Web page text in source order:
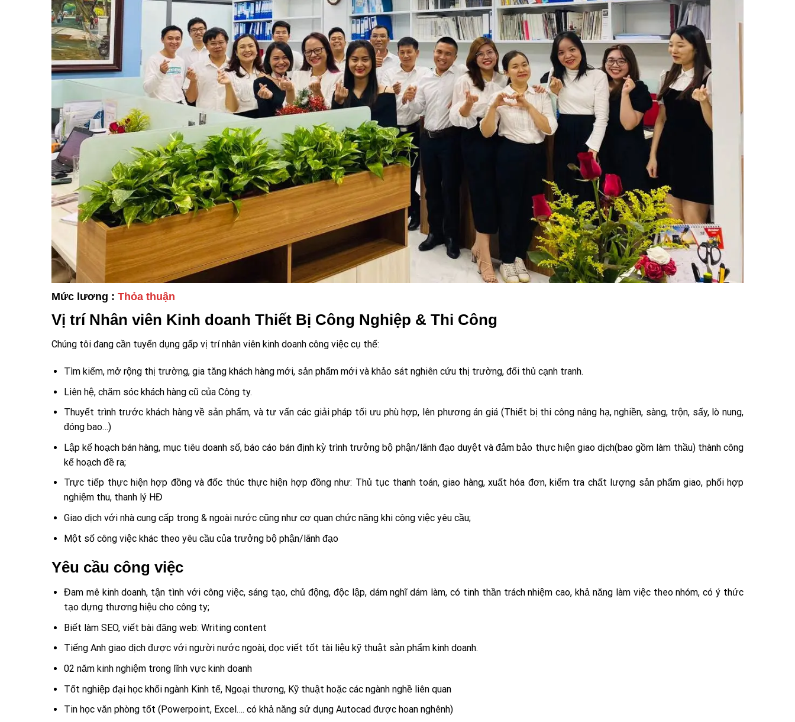
Mức lương : Thỏa thuận
Vị trí Nhân viên Kinh doanh Thiết Bị Công Nghiệp & Thi Công
Chúng tôi đang cần tuyển dụng gấp vị trí nhân viên kinh doanh công việc cụ thể:
Tìm kiếm, mở rộng thị trường, gia tăng khách hàng mới, sản phẩm mới và khảo sát nghiên cứu thị trường, đối thủ cạnh tranh.
Liên hệ, chăm sóc khách hàng cũ của Công ty.
Thuyết trình trước khách hàng về sản phẩm, và tư vấn các giải pháp tối ưu phù hợp, lên phương án giá (Thiết bị thi công nâng hạ, nghiền, sàng, trộn, sấy, lò nung,
đóng bao…)
Lập kế hoạch bán hàng, mục tiêu doanh số, báo cáo bán định kỳ trình trưởng bộ phận/lãnh đạo duyệt và đảm bảo thực hiện giao dịch(bao gồm làm thầu) thành công
kế hoạch đề ra;
Trực tiếp thực hiện hợp đồng và đốc thúc thực hiện hợp đồng như: Thủ tục thanh toán, giao hàng, xuất hóa đơn, kiểm tra chất lượng sản phẩm giao, phối hợp
nghiệm thu, thanh lý HĐ
Giao dịch với nhà cung cấp trong & ngoài nước cũng như cơ quan chức năng khi công việc yêu cầu;
Một số công việc khác theo yêu cầu của trưởng bộ phận/lãnh đạo
Yêu cầu công việc
Đam mê kinh doanh, tận tình với công việc, sáng tạo, chủ động, độc lập, dám nghĩ dám làm, có tinh thần trách nhiệm cao, khả năng làm việc theo nhóm, có ý thức
tạo dựng thương hiệu cho công ty;
Biết làm SEO, viết bài đăng web: Writing content
Tiếng Anh giao dịch được với người nước ngoài, đọc viết tốt tài liệu kỹ thuật sản phẩm kinh doanh.
02 năm kinh nghiệm trong lĩnh vực kinh doanh
Tốt nghiệp đại học khối ngành Kinh tế, Ngoại thương, Kỹ thuật hoặc các ngành nghề liên quan
Tin học văn phòng tốt (Powerpoint, Excel…. có khả năng sử dụng Autocad được hoan nghênh)